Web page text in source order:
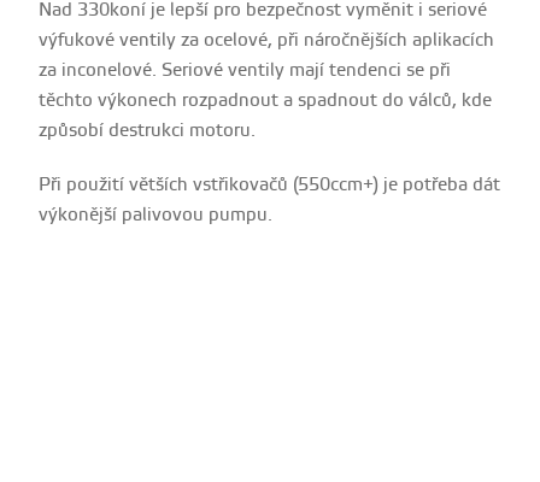
Nad 330koní je lepší pro bezpečnost vyměnit i seriové
výfukové ventily za ocelové, při náročnějších aplikacích
za inconelové. Seriové ventily mají tendenci se při
těchto výkonech rozpadnout a spadnout do válců, kde
způsobí destrukci motoru.
Při použití větších vstřikovačů (550ccm+) je potřeba dát
výkonější palivovou pumpu.